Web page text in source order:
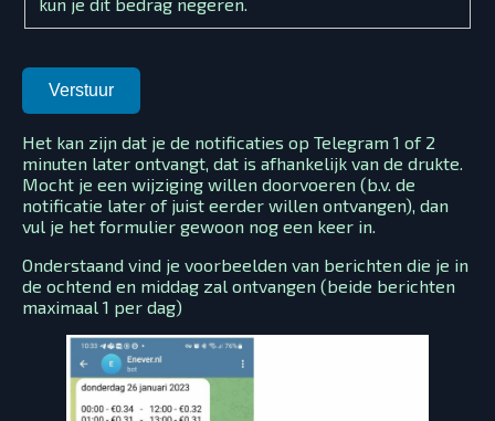
kun je dit bedrag negeren.
Het kan zijn dat je de notificaties op Telegram 1 of 2
minuten later ontvangt, dat is afhankelijk van de drukte.
Mocht je een wijziging willen doorvoeren (b.v. de
notificatie later of juist eerder willen ontvangen), dan
vul je het formulier gewoon nog een keer in.
Onderstaand vind je voorbeelden van berichten die je in
de ochtend en middag zal ontvangen (beide berichten
maximaal 1 per dag)